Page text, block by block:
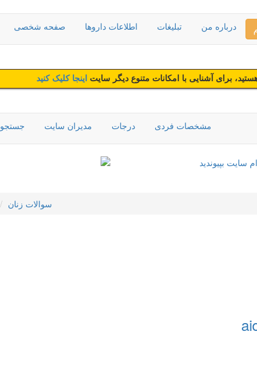
صفحه شخصی اطلاعات داروها تبلیغات درباره من
برای آشنایی با امکانات متنوع دیگر سایت اینجا کلیک کنید
جستجو مدیران سایت درجات مشخصات فردی
سوالات زنان